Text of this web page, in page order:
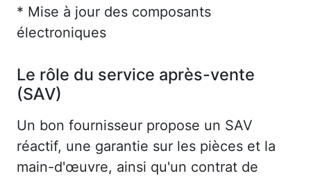
* Mise à jour des composants
électroniques
Le rôle du service après-vente
(SAV)
Un bon fournisseur propose un SAV
réactif, une garantie sur les pièces et la
main-d'œuvre, ainsi qu'un contrat de